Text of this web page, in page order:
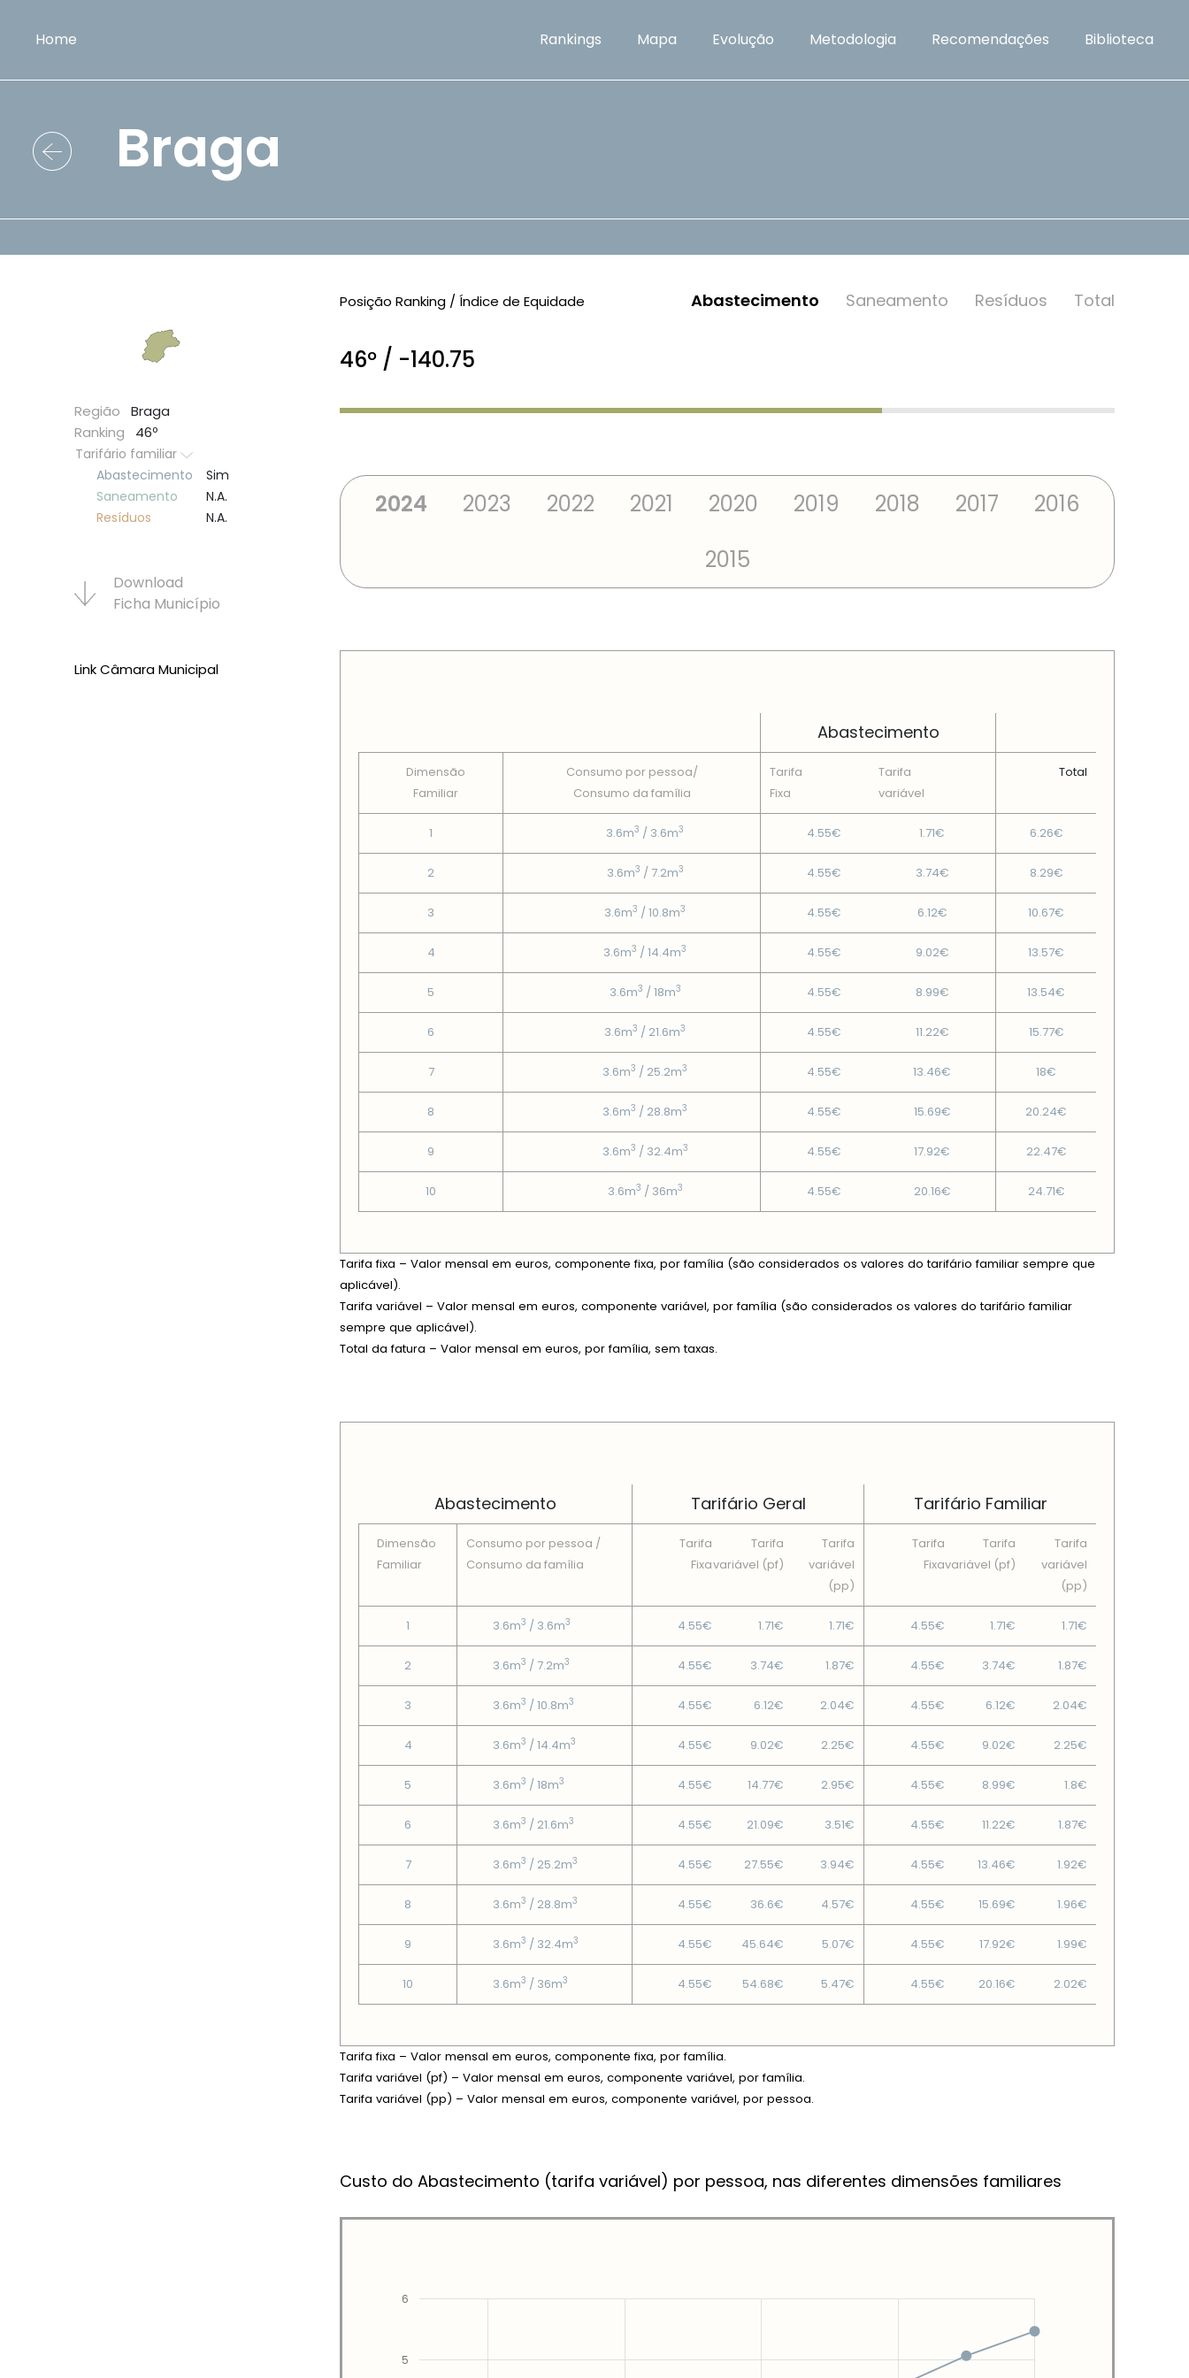
Home Rankings Mapa Evolução Metodologia Recomendações Biblioteca
Braga
Região
Braga
Ranking
46º
Tarifário familiar
Abastecimento
Sim
Saneamento
N.A.
Resí­duos
N.A.
Download
Ficha Municí­pio
Link Câmara Municipal
Posição Ranking / Índice de Equidade Abastecimento Saneamento Resí­duos Total
46º / -140.75
2024 2023 2022 2021 2020 2019 2018 2017
2016
2015
Abastecimento
Dimensão
Familiar
Consumo por pessoa/
Consumo da famí­lia
Tarifa
Fixa
Tarifa
variável
Total
1 3.6m3 / 3.6m3 4.55€ 1.71€ 6.26€
2 3.6m3 / 7.2m3 4.55€ 3.74€ 8.29€
3 3.6m3 / 10.8m3 4.55€ 6.12€ 10.67€
4 3.6m3 / 14.4m3 4.55€ 9.02€ 13.57€
5 3.6m3 / 18m3 4.55€ 8.99€ 13.54€
6 3.6m3 / 21.6m3 4.55€ 11.22€ 15.77€
7 3.6m3 / 25.2m3 4.55€ 13.46€ 18€
8 3.6m3 / 28.8m3 4.55€ 15.69€ 20.24€
9 3.6m3 / 32.4m3 4.55€ 17.92€ 22.47€
10 3.6m3 / 36m3 4.55€ 20.16€ 24.71€
Tarifa fixa – Valor mensal em euros, componente fixa, por família (são considerados os valores do tarifário familiar sempre que
aplicável).
Tarifa variável – Valor mensal em euros, componente variável, por família (são considerados os valores do tarifário familiar
sempre que aplicável).
Total da fatura – Valor mensal em euros, por família, sem taxas.
Abastecimento Tarifário Geral Tarifário Familiar
Dimensão
Familiar
Consumo por pessoa /
Consumo da famí­lia
Tarifa
Fixa
Tarifa
variável (pf)
Tarifa
variável
(pp)
Tarifa
Fixa
Tarifa
variável (pf)
Tarifa
variável
(pp)
1 3.6m3 / 3.6m3 4.55€ 1.71€ 1.71€ 4.55€ 1.71€ 1.71€
2 3.6m3 / 7.2m3 4.55€ 3.74€ 1.87€ 4.55€ 3.74€ 1.87€
3 3.6m3 / 10.8m3 4.55€ 6.12€ 2.04€ 4.55€ 6.12€ 2.04€
4 3.6m3 / 14.4m3 4.55€ 9.02€ 2.25€ 4.55€ 9.02€ 2.25€
5 3.6m3 / 18m3 4.55€ 14.77€ 2.95€ 4.55€ 8.99€ 1.8€
6 3.6m3 / 21.6m3 4.55€ 21.09€ 3.51€ 4.55€ 11.22€ 1.87€
7 3.6m3 / 25.2m3 4.55€ 27.55€ 3.94€ 4.55€ 13.46€ 1.92€
8 3.6m3 / 28.8m3 4.55€ 36.6€ 4.57€ 4.55€ 15.69€ 1.96€
9 3.6m3 / 32.4m3 4.55€ 45.64€ 5.07€ 4.55€ 17.92€ 1.99€
10 3.6m3 / 36m3 4.55€ 54.68€ 5.47€ 4.55€ 20.16€ 2.02€
Tarifa fixa – Valor mensal em euros, componente fixa, por família.
Tarifa variável (pf) – Valor mensal em euros, componente variável, por família.
Tarifa variável (pp) – Valor mensal em euros, componente variável, por pessoa.
Custo do Abastecimento (tarifa variável) por pessoa, nas diferentes dimensões familiares
5
6